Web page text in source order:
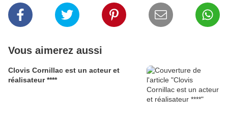
Vous aimerez aussi
Clovis Cornillac est un acteur et
réalisateur ****